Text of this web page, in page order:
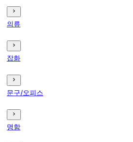
의류
잡화
문구/오피스
명함